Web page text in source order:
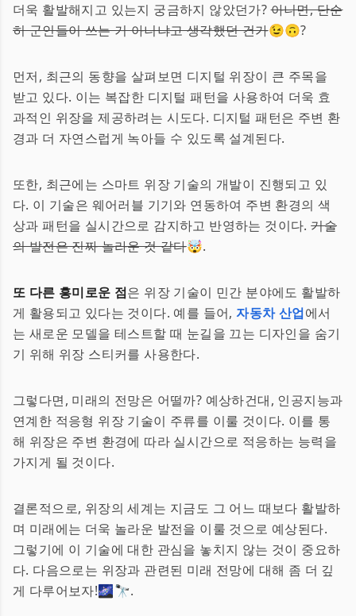
더욱 활발해지고 있는지 궁금하지 않았던가?아니면, 단순
히 군인들이 쓰는 거 아니냐고 생각했던 건가😉🙃?
먼저, 최근의 동향을 살펴보면 디지털 위장이 큰 주목을
받고 있다. 이는 복잡한 디지털 패턴을 사용하여 더욱 효
과적인 위장을 제공하려는 시도다. 디지털 패턴은 주변 환
경과 더 자연스럽게 녹아들 수 있도록 설계된다.
또한, 최근에는 스마트 위장 기술의 개발이 진행되고 있
다. 이 기술은 웨어러블 기기와 연동하여 주변 환경의 색
상과 패턴을 실시간으로 감지하고 반영하는 것이다.기술
의 발전은 진짜 놀라운 것 같다🤯.
또 다른 흥미로운 점은 위장 기술이 민간 분야에도 활발하
게 활용되고 있다는 것이다. 예를 들어,자동차 산업에서
는 새로운 모델을 테스트할 때 눈길을 끄는 디자인을 숨기
기 위해 위장 스티커를 사용한다.
그렇다면, 미래의 전망은 어떨까? 예상하건대, 인공지능과
연계한 적응형 위장 기술이 주류를 이룰 것이다. 이를 통
해 위장은 주변 환경에 따라 실시간으로 적응하는 능력을
가지게 될 것이다.
결론적으로, 위장의 세계는 지금도 그 어느 때보다 활발하
며 미래에는 더욱 놀라운 발전을 이룰 것으로 예상된다.
그렇기에 이 기술에 대한 관심을 놓치지 않는 것이 중요하
다. 다음으로는 위장과 관련된 미래 전망에 대해 좀 더 깊
게 다루어보자!🌌🔭.